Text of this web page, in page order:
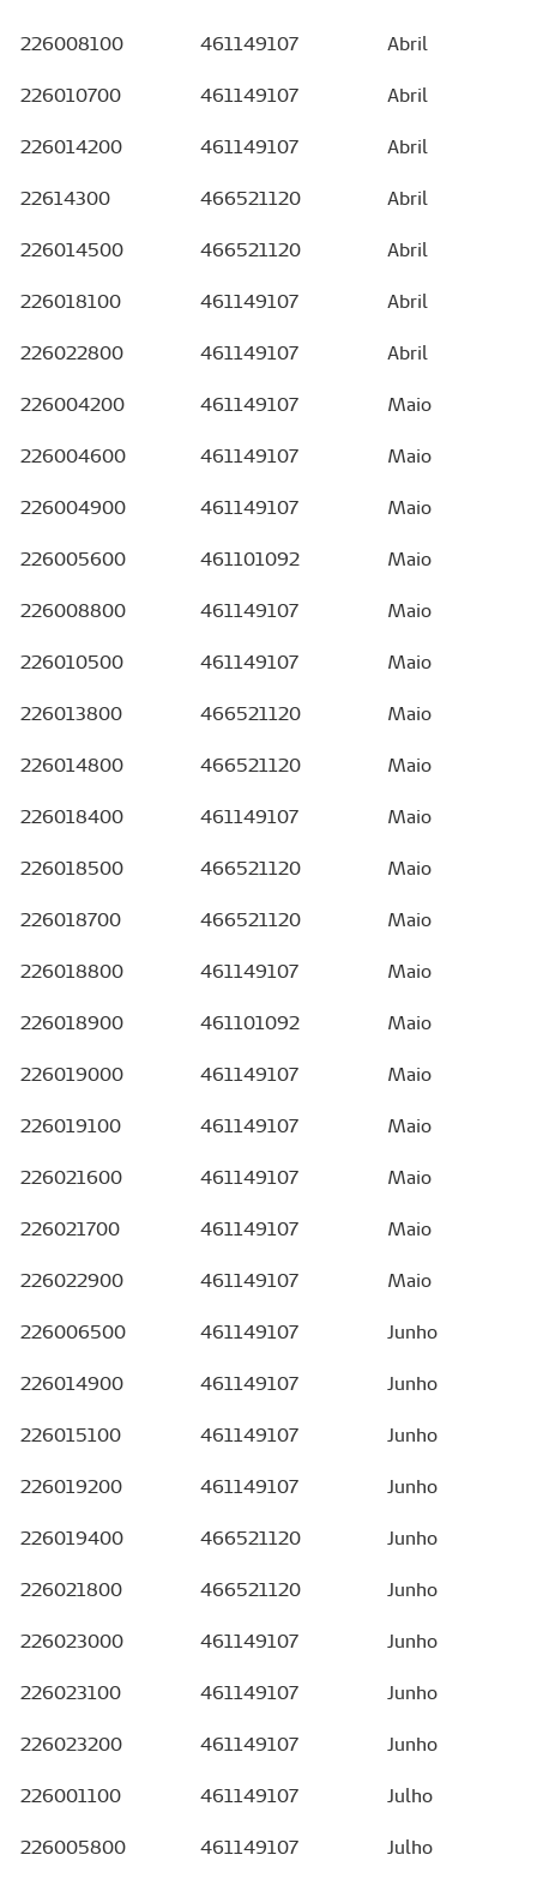
226008100 461149107 Abril
226010700 461149107 Abril
226014200 461149107 Abril
22614300 466521120 Abril
226014500 466521120 Abril
226018100 461149107 Abril
226022800 461149107 Abril
226004200 461149107 Maio
226004600 461149107 Maio
226004900 461149107 Maio
226005600 461101092 Maio
226008800 461149107 Maio
226010500 461149107 Maio
226013800 466521120 Maio
226014800 466521120 Maio
226018400 461149107 Maio
226018500 466521120 Maio
226018700 466521120 Maio
226018800 461149107 Maio
226018900 461101092 Maio
226019000 461149107 Maio
226019100 461149107 Maio
226021600 461149107 Maio
226021700 461149107 Maio
226022900 461149107 Maio
226006500 461149107 Junho
226014900 461149107 Junho
226015100 461149107 Junho
226019200 461149107 Junho
226019400 466521120 Junho
226021800 466521120 Junho
226023000 461149107 Junho
226023100 461149107 Junho
226023200 461149107 Junho
226001100 461149107 Julho
226005800 461149107 Julho